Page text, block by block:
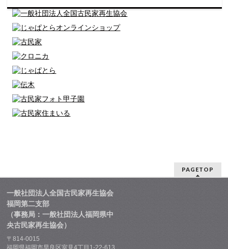
PAGETOP
一般社団法人全国古民家再生協会
福岡第二支部
（事務局：一般社団法人福岡県中
央古民家再生協会）
〒814-0015
福岡県福岡市早良区室見4丁目1-22-613